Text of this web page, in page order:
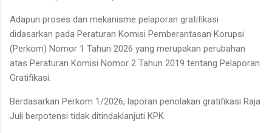
Adapun proses dan mekanisme pelaporan gratifikasi
didasarkan pada Peraturan Komisi Pemberantasan Korupsi
(Perkom) Nomor 1 Tahun 2026 yang merupakan perubahan
atas Peraturan Komisi Nomor 2 Tahun 2019 tentang Pelaporan
Gratifikasi.
Berdasarkan Perkom 1/2026, laporan penolakan gratifikasi Raja
Juli berpotensi tidak ditindaklanjuti KPK.